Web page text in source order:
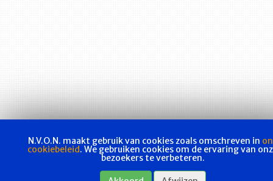
N.V.O.N. maakt gebruik van cookies zoals omschreven in
cookiebeleid. We gebruiken cookies om de ervaring van
bezoekers te verbeteren.